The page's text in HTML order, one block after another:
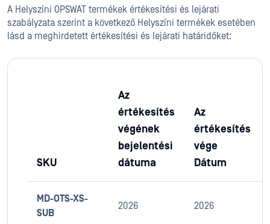
A Helyszíni OPSWAT termékek értékesítési és lejárati
szabályzata szerint a következő Helyszíni termékek esetében
lásd a meghirdetett értékesítési és lejárati határidőket:
SKU
Az
értékesítés
végének
bejelentési
dátuma
Az
értékesítés
vége
Dátum
MD-OTS-XS-
SUB
2026 2026